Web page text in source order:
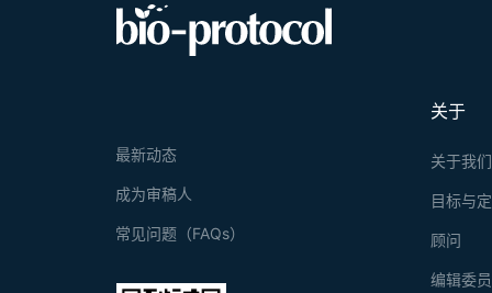
关于
关于我们
目标与
顾问
编辑委
最新动态
成为审稿人
常见问题（FAQs）